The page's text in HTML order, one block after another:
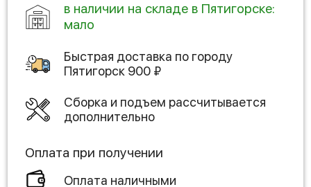
в наличии на складе в Пятигорске:
мало
Быстрая доставка по городу
Пятигорск 900 ₽
Сборка и подъем рассчитывается
дополнительно
Оплата при получении
Оплата наличными